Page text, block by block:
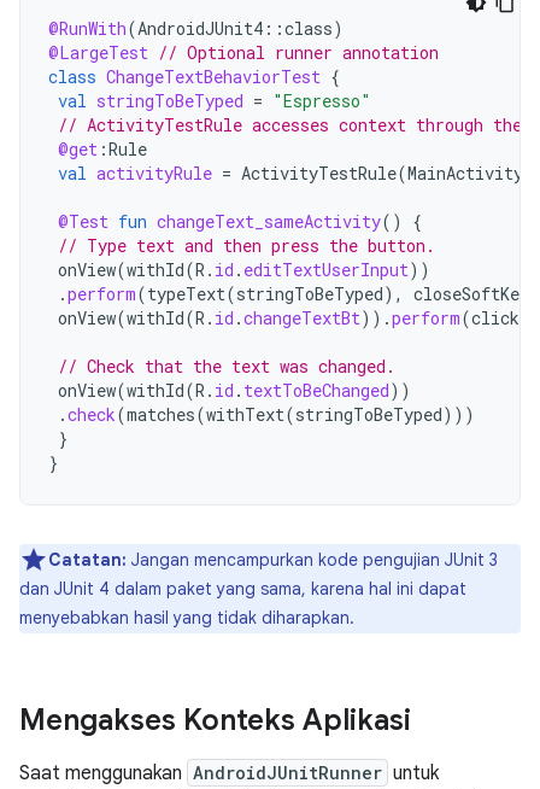
@RunWith(AndroidJUnit4 ::class)
@LargeTest // Optional runner annotation
class ChangeTextBehaviorTest {
val stringToBeTyped = "Espresso"
// ActivityTestRule accesses context through the
@get :Rule
val activityRule = ActivityTestRule(MainActivity
@Test fun changeText_sameActivity()
{
// Type text and then press the button.
onView(withId(R . id . editTextUserInput))
.perform(typeText(stringToBeTyped),
onView(withId(R . id .changeTextBt)).perform(click
// Check that the text was changed.
onView(withId(R . id . textToBeChanged))
.check(matches(withText(stringToBeTyped)))
}
}
Catatan: Jangan mencampurkan kode pengujian JUnit 3
dan JUnit 4 dalam paket yang sama, karena hal ini dapat
menyebabkan hasil yang tidak diharapkan.
Mengakses Konteks Aplikasi
Saat menggunakan AndroidJUnitRunner untuk